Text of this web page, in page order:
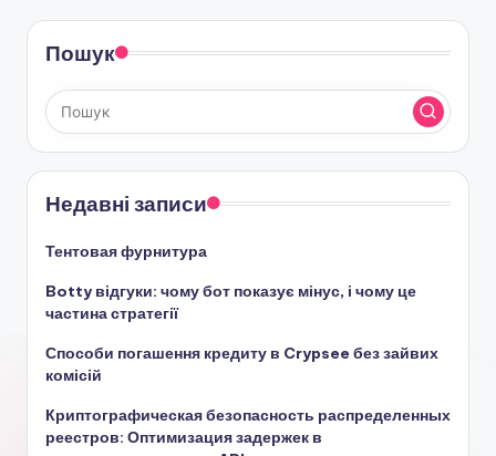
Пошук
Недавні записи
Тентовая фурнитура
Botty відгуки: чому бот показує мінус, і чому це
частина стратегії
Способи погашення кредиту в Crypsee без зайвих
комісій
Криптографическая безопасность распределенных
реестров: Оптимизация задержек в